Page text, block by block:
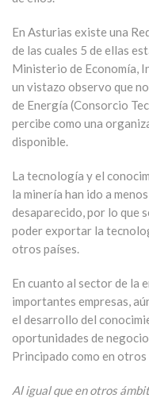
En Asturias existe una
de las cuales 5 de ellas
Ministerio de Economía,
un vistazo observo que
de Energía (Consorcio
percibe como una
disponible.
La tecnología y el
la minería han ido a
desaparecido, por lo que
poder exportar la
otros países.
En cuanto al sector de la
importantes empresas,
el desarrollo del
oportunidades de
Principado como en otros
Al igual que en otros